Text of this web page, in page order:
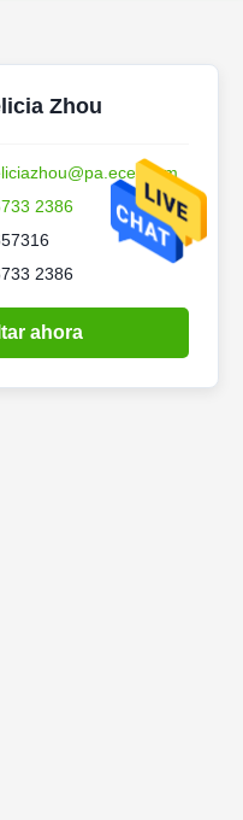
Zhou
2386
2386
ahora